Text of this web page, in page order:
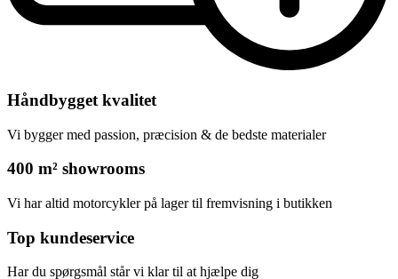
Håndbygget kvalitet
Vi bygger med passion, præcision & de bedste materialer
400 m² showrooms
Vi har altid motorcykler på lager til fremvisning i butikken
Top kundeservice
Har du spørgsmål står vi klar til at hjælpe dig